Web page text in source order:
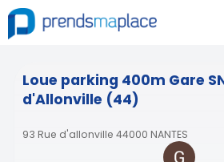
Loue parking 400m Gare
d'Allonville (44)
93 Rue d'allonville 44000 NANTES